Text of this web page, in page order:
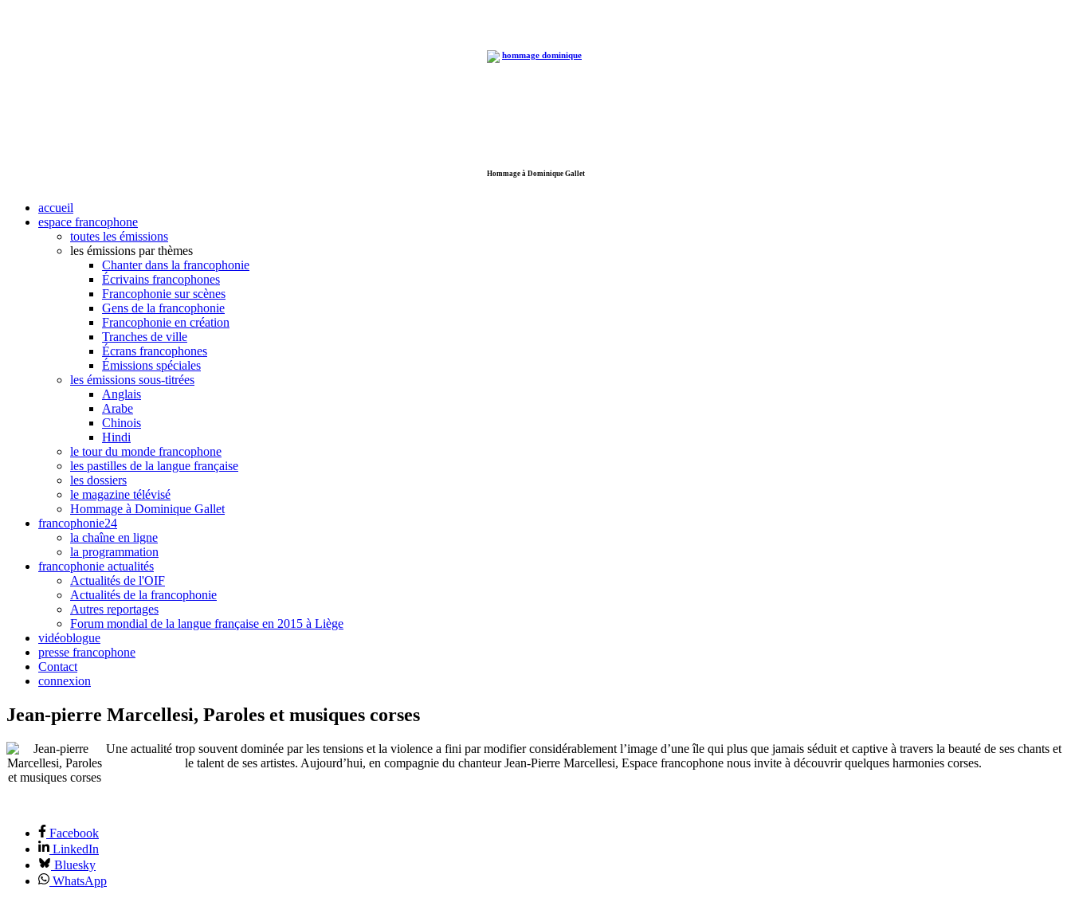
Hommage à Dominique Gallet
accueil
espace francophone
toutes les émissions
les émissions par thèmes
Chanter dans la francophonie
Écrivains francophones
Francophonie sur scènes
Gens de la francophonie
Francophonie en création
Tranches de ville
Écrans francophones
Émissions spéciales
les émissions sous-titrées
Anglais
Arabe
Chinois
Hindi
le tour du monde francophone
les pastilles de la langue française
les dossiers
le magazine télévisé
Hommage à Dominique Gallet
francophonie24
la chaîne en ligne
la programmation
francophonie actualités
Actualités de l'OIF
Actualités de la francophonie
Autres reportages
Forum mondial de la langue française en 2015 à Liège
vidéoblogue
presse francophone
Contact
connexion
Jean-pierre Marcellesi, Paroles et musiques corses
Une actualité trop souvent dominée par les tensions et la violence a fini par modifier considérablement l’image d’une île qui plus que jamais séduit et captive à travers la beauté de ses chants et
le talent de ses artistes. Aujourd’hui, en compagnie du chanteur Jean-Pierre Marcellesi, Espace francophone nous invite à découvrir quelques harmonies corses.
Facebook
LinkedIn
Bluesky
WhatsApp